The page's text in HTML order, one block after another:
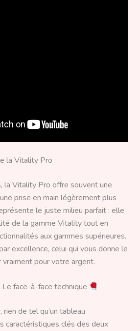
la Vitality Pro
la Vitality Pro offre souvent une
prise en main légèrement plus
le juste milieu parfait : elle
de la gamme Vitality tout en
aux gammes supérieures.
excellence, celui qui vous donne le
vraiment pour votre argent.
Le face-à-face technique
rien de tel qu’un tableau
caractéristiques clés des deux